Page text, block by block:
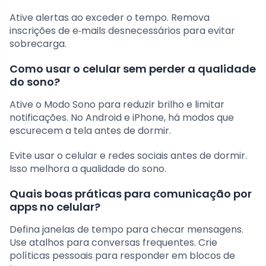
Ative alertas ao exceder o tempo. Remova
inscrições de e‑mails desnecessários para evitar
sobrecarga.
Como usar o celular sem perder a qualidade
do sono?
Ative o Modo Sono para reduzir brilho e limitar
notificações. No Android e iPhone, há modos que
escurecem a tela antes de dormir.
Evite usar o celular e redes sociais antes de dormir.
Isso melhora a qualidade do sono.
Quais boas práticas para comunicação por
apps no celular?
Defina janelas de tempo para checar mensagens.
Use atalhos para conversas frequentes. Crie
políticas pessoais para responder em blocos de